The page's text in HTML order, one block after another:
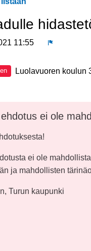
11:55
Luolavuoren koulun
ei ole
ei ole
ja mahdollisten
Turun kaupunki